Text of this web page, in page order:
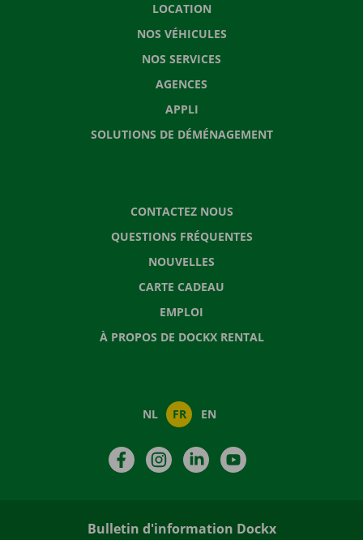
LOCATION
NOS VÉHICULES
NOS SERVICES
AGENCES
APPLI
SOLUTIONS DE DÉMÉNAGEMENT
CONTACTEZ NOUS
QUESTIONS FRÉQUENTES
NOUVELLES
CARTE CADEAU
EMPLOI
À PROPOS DE DOCKX RENTAL
NL FR EN
FacebookInstagramLinkedIn
Bulletin d'information Dockx